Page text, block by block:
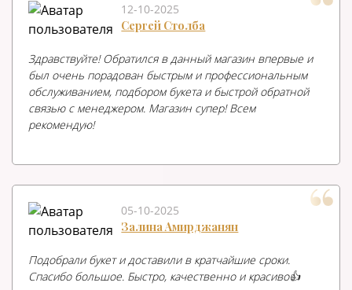
12-10-2025
Сергей Столба
Здравствуйте! Обратился в данный магазин впервые и
был очень порадован быстрым и профессиональным
обслуживанием, подбором букета и быстрой обратной
связью с менеджером. Магазин супер! Всем
рекомендую!
05-10-2025
Залина Амирджанян
Подобрали букет и доставили в кратчайшие сроки.
Спасибо большое. Быстро, качественно и красиво👍